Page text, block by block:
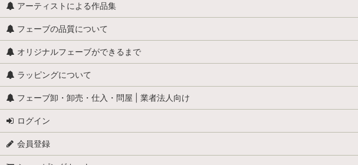
アーティストによる作品集
フェーブの品質について
オリジナルフェーブができるまで
ラッピングについて
フェーブ卸・卸売・仕入・問屋 | 業者法人向け
ログイン
会員登録